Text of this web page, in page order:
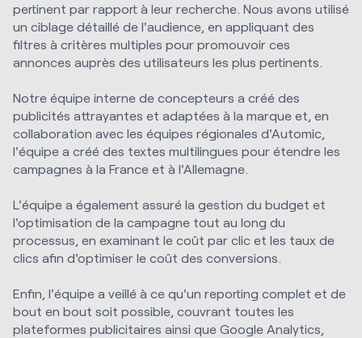
pertinent par rapport à leur recherche. Nous avons utilisé
un ciblage détaillé de l'audience, en appliquant des
filtres à critères multiples pour promouvoir ces
annonces auprès des utilisateurs les plus pertinents.
Notre équipe interne de concepteurs a créé des
publicités attrayantes et adaptées à la marque et, en
collaboration avec les équipes régionales d'Automic,
l'équipe a créé des textes multilingues pour étendre les
campagnes à la France et à l'Allemagne.
L'équipe a également assuré la gestion du budget et
l'optimisation de la campagne tout au long du
processus, en examinant le coût par clic et les taux de
clics afin d'optimiser le coût des conversions.
Enfin, l'équipe a veillé à ce qu'un reporting complet et de
bout en bout soit possible, couvrant toutes les
plateformes publicitaires ainsi que Google Analytics,